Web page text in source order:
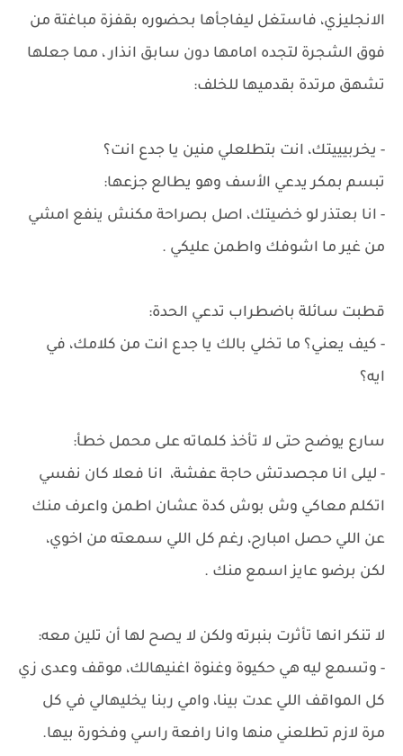
الانجليزي، فاستغل ليفاجأها بحضوره بقفزة مباغتة من
فوق الشجرة لتجده امامها دون سابق انذار ، مما جعلها
تشهق مرتدة بقدميها للخلف:
- يخربيييتك، انت بتطلعلي منين يا جدع انت؟
تبسم بمكر يدعي الأسف وهو يطالع جزعها:
- انا بعتذر لو خضيتك، اصل بصراحة مكنش ينفع امشي
من غير ما اشوفك واطمن عليكي .
قطبت سائلة باضطراب تدعي الحدة:
- كيف يعني؟ ما تخلي بالك يا جدع انت من كلامك، في
ايه؟
سارع يوضح حتى لا تأخذ كلماته على محمل خطأ:
- ليلى انا مجصدتش حاجة عفشة، انا فعلا كان نفسي
اتكلم معاكي وش بوش كدة عشان اطمن واعرف منك
عن اللي حصل امبارح، رغم كل اللي سمعته من اخوي،
لكن برضو عايز اسمع منك .
لا تنكر انها تأثرت بنبرته ولكن لا يصح لها أن تلين معه:
- وتسمع ليه هي حكيوة وغنوة اغنيهالك، موقف وعدى زي
كل المواقف اللي عدت بينا، وامي ربنا يخليهالي في كل
مرة لازم تطلعني منها وانا رافعة راسي وفخورة بيها.